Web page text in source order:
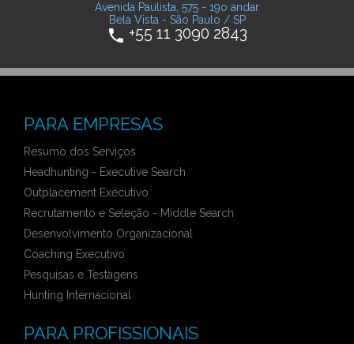
Avenida Paulista, 575 - 19o andar
Bela Vista - São Paulo / SP
phone +55 11 3090 2843
PARA EMPRESAS
Resumo dos Serviços
Headhunting - Executive Search
Outplacement Executivo
Recrutamento e Seleção - Middle Search
Desenvolvimento Organizacional
Coaching Executivo
Pesquisas e Testagens
Hunting Internacional
PARA PROFISSIONAIS